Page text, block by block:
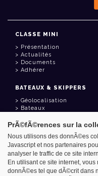
CLASSE MINI
Présentation
Actualités
Documents
Adhérer
BATEAUX & SKIPPERS
Géolocalisation
Bateaux
LIENS UTILES
Espace adhérent
Contact
Carnet d'adresses
Goodies
PrÃ©fÃ©rences sur la
Nous utilisons des donnÃ©es
Javascript et nos partenaires
analyser le traffic de ce site
En utilisant ce site internet,
donnÃ©es tel que dÃ©crit dans